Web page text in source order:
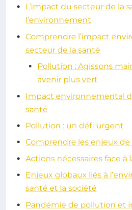
L’impact du secteur de la
l’environnement
Comprendre l’impact
secteur de la santé
Pollution : Agissons
avenir plus vert
Impact environnemental
santé
Pollution : un défi urgent
Comprendre les enjeux
Actions nécessaires face à
Enjeux globaux liés à
santé et la société
Pandémie de pollution et